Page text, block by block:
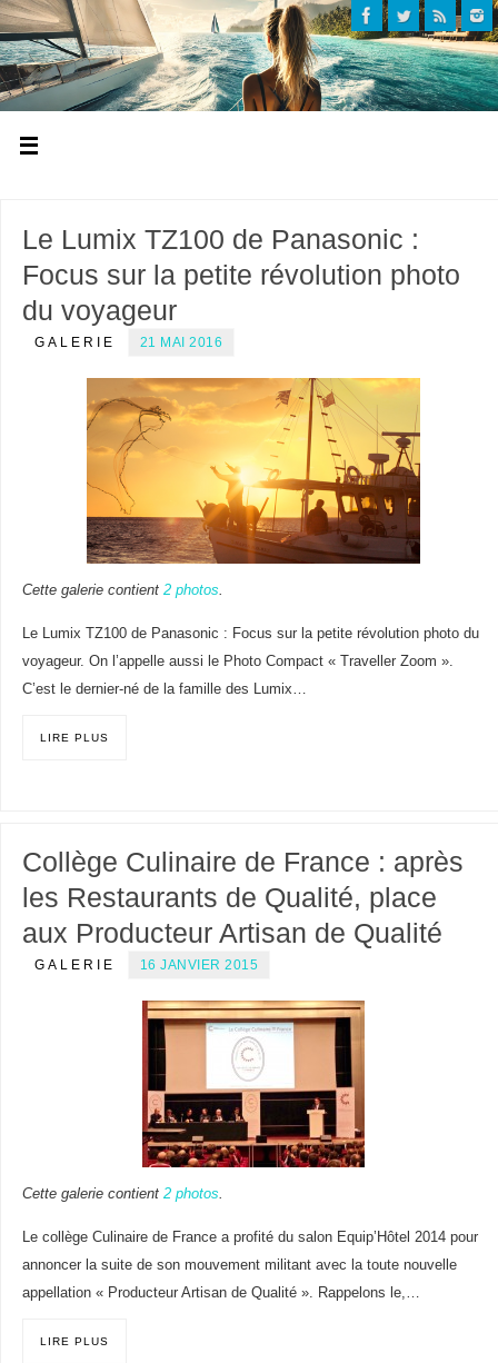
Le Lumix TZ100 de Panasonic :
Focus sur la petite révolution photo
du voyageur
GALERIE 21 MAI 2016
Cette galerie contient 2 photos.
Le Lumix TZ100 de Panasonic : Focus sur la petite révolution photo du
voyageur. On l’appelle aussi le Photo Compact « Traveller Zoom ».
C’est le dernier-né de la famille des Lumix…
LIRE PLUS
Collège Culinaire de France : après
les Restaurants de Qualité, place
aux Producteur Artisan de Qualité
GALERIE 16 JANVIER 2015
Cette galerie contient 2 photos.
Le collège Culinaire de France a profité du salon Equip’Hôtel 2014 pour
annoncer la suite de son mouvement militant avec la toute nouvelle
appellation « Producteur Artisan de Qualité ». Rappelons le,…
LIRE PLUS